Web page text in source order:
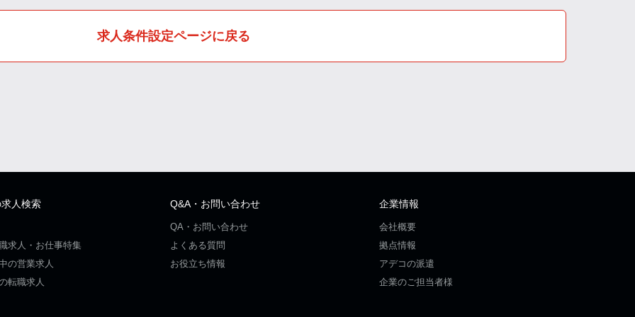
求人条件設定ページに戻る
人検索
求人・お仕事特集
の営業求人
転職求人
Q&A・お問い合わせ
QA・お問い合わせ
よくある質問
お役立ち情報
企業情報
会社概要
拠点情報
アデコの派遣
企業のご担当者様